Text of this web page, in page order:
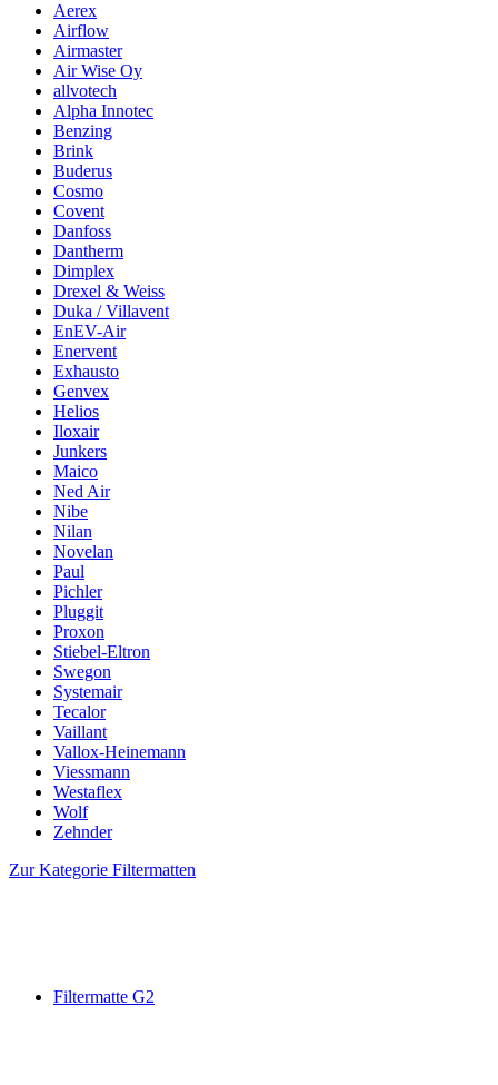
Aerex
Airflow
Airmaster
Air Wise Oy
allvotech
Alpha Innotec
Benzing
Brink
Buderus
Cosmo
Covent
Danfoss
Dantherm
Dimplex
Drexel & Weiss
Duka / Villavent
EnEV-Air
Enervent
Exhausto
Genvex
Helios
Iloxair
Junkers
Maico
Ned Air
Nibe
Nilan
Novelan
Paul
Pichler
Pluggit
Proxon
Stiebel-Eltron
Swegon
Systemair
Tecalor
Vaillant
Vallox-Heinemann
Viessmann
Westaflex
Wolf
Zehnder
Zur Kategorie Filtermatten
Filtermatte G2